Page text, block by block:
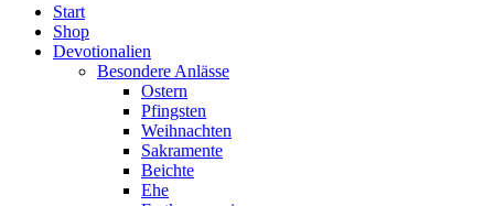
Start
Shop
Devotionalien
Besondere Anlässe
Ostern
Pfingsten
Weihnachten
Sakramente
Beichte
Ehe